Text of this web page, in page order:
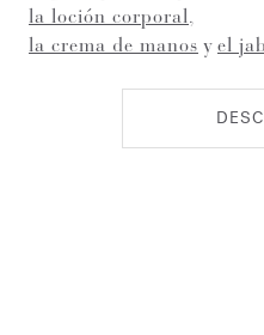
la loción corporal
la crema de manos y el